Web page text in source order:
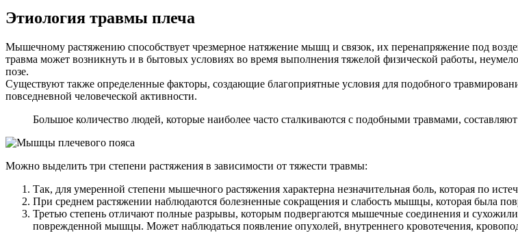
Этиология травмы плеча
Мышечному растяжению способствует чрезмерное натяжение мышц и связок, их перенапряжение под
травма может возникнуть и в бытовых условиях во время выполнения тяжелой физической работы,
позе.
Существуют также определенные факторы, создающие благоприятные условия для подобного
повседневной человеческой активности.
Большое количество людей, которые наиболее часто сталкиваются с подобными травмами,
Можно выделить три степени растяжения в зависимости от тяжести травмы:
Так, для умеренной степени мышечного растяжения характерна незначительная боль, которая по
При среднем растяжении наблюдаются болезненные сокращения и слабость мышцы, которая была
Третью степень отличают полные разрывы, которым подвергаются мышечные соединения и
поврежденной мышцы. Может наблюдаться появление опухолей, внутреннего кровотечения,